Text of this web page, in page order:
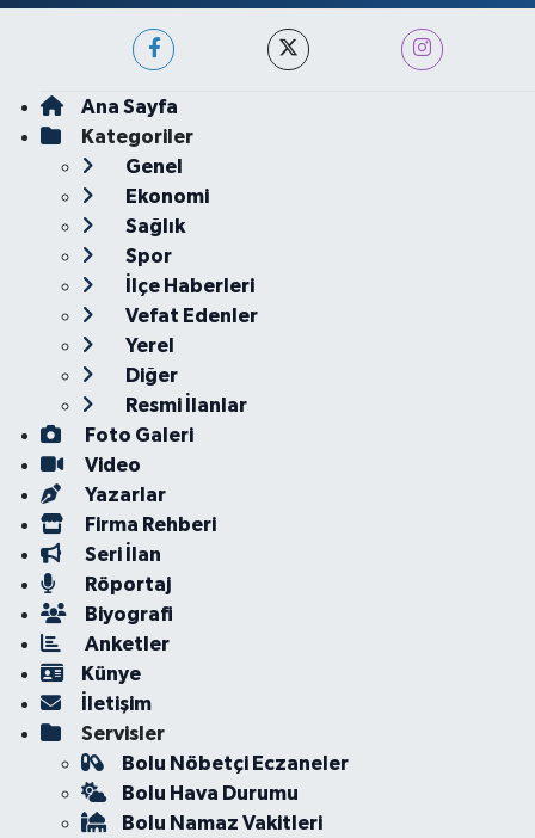
Ana Sayfa
Kategoriler
Genel
Ekonomi
Sağlık
Spor
İlçe Haberleri
Vefat Edenler
Yerel
Diğer
Resmi İlanlar
Foto Galeri
Video
Yazarlar
Firma Rehberi
Seri İlan
Röportaj
Biyografi
Anketler
Künye
İletişim
Servisler
Bolu Nöbetçi Eczaneler
Bolu Hava Durumu
Bolu Namaz Vakitleri